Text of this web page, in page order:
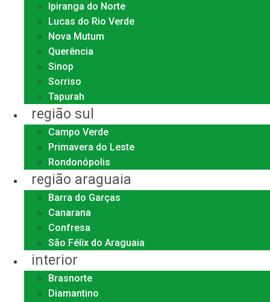
Ipiranga do Norte
Lucas do Rio Verde
Nova Mutum
Querência
Sinop
Sorriso
Tapurah
região sul
Campo Verde
Primavera do Leste
Rondonópolis
região araguaia
Barra do Garças
Canarana
Confresa
São Félix do Araguaia
interior
Brasnorte
Diamantino